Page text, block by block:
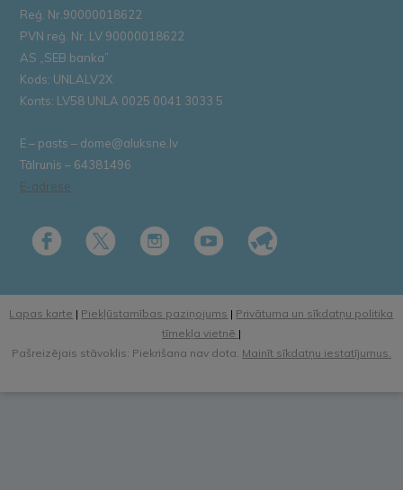
Reģ. Nr.90000018622
PVN reģ. Nr. LV 90000018622
AS „SEB banka”
Kods: UNLALV2X
Konts: LV58 UNLA 0025 0041 3033 5
E – pasts – dome@aluksne.lv
Tālrunis – 64381496
E-adrese
Lapas karte | Piekļūstamības paziņojums | Privātuma un sīkdatņu politika
tīmekļa vietnē |
Pašreizējais stāvoklis: Piekrišana nav dota. Mainīt sīkdatņu iestatījumus.